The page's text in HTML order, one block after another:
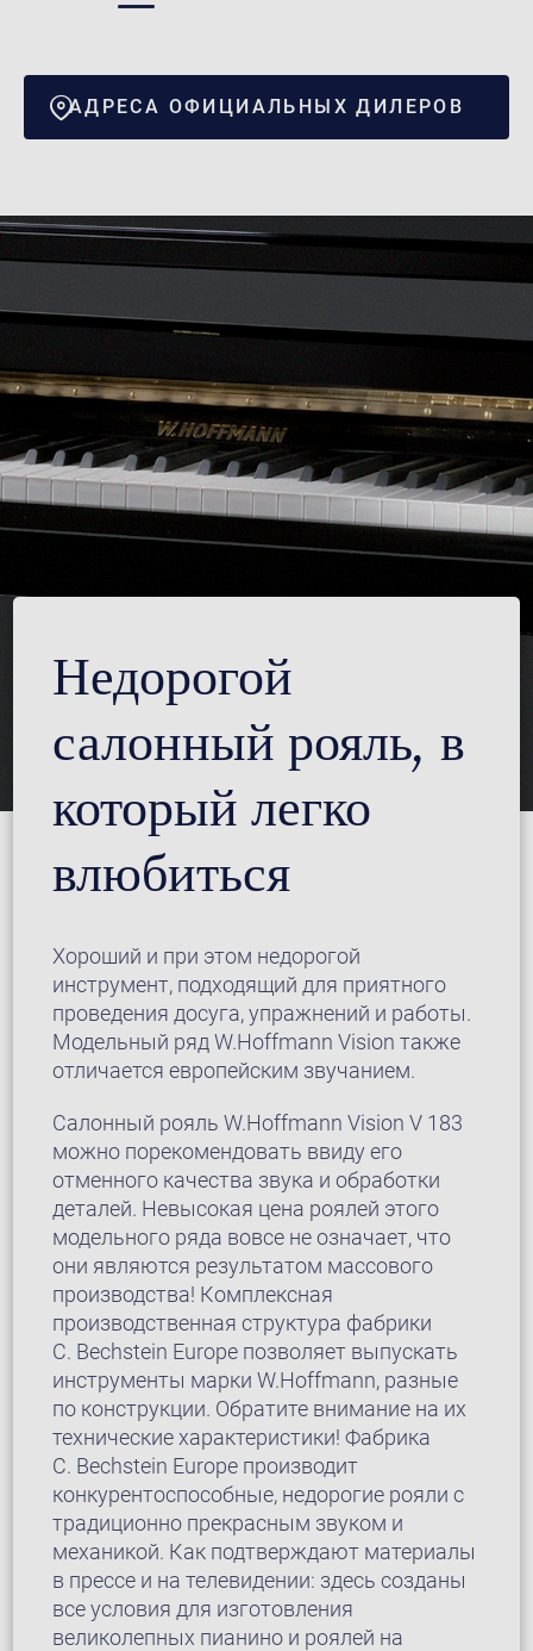
АДРЕСА ОФИЦИАЛЬНЫХ ДИЛЕРОВ
Недорогой
салонный рояль, в
который легко
влюбиться
Xороший и при этом недорогой
инструмент, подходящий для приятного
проведения досуга, упражнений и работы.
Модельный ряд W.Hoffmann Vision также
отличается европейским звучанием.
Салонный рояль W.Hoffmann Vision V 183
можно порекомендовать ввиду его
отменного качества звука и обработки
деталей. Невысокая цена роялей этого
модельного ряда вовсе не означает, что
они являются результатом массового
производства! Комплексная
производственная структура фабрики
C. Bechstein Europe позволяет выпускать
инструменты марки W.Hoffmann, разные
по конструкции. Oбратите внимание на их
технические характеристики! Фабрика
C. Bechstein Europe производит
конкурентоспособные, недорогие рояли с
традиционно прекрасным звуком и
механикой. Как подтверждают материалы
в прессе и на телевидении: здесь созданы
все условия для изготовления
великолепных пианино и роялей на